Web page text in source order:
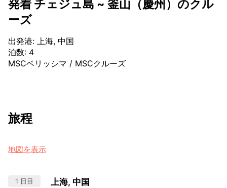
発着 チェジュ島 ~ 釜山（慶州）のクル
ーズ
出発港: 上海, 中国
泊数: 4
MSCベリッシマ / MSCクルーズ
旅程
地図を表示
1 日目 上海, 中国